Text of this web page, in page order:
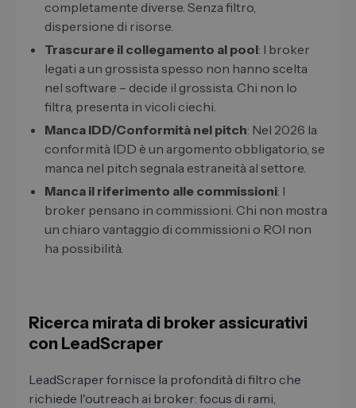
completamente diverse. Senza filtro,
dispersione di risorse.
Trascurare il collegamento al pool: I broker
legati a un grossista spesso non hanno scelta
nel software – decide il grossista. Chi non lo
filtra, presenta in vicoli ciechi.
Manca IDD/Conformità nel pitch: Nel 2026 la
conformità IDD è un argomento obbligatorio, se
manca nel pitch segnala estraneità al settore.
Manca il riferimento alle commissioni: I
broker pensano in commissioni. Chi non mostra
un chiaro vantaggio di commissioni o ROI non
ha possibilità.
Ricerca mirata di broker assicurativi
con LeadScraper
LeadScraper fornisce la profondità di filtro che
richiede l'outreach ai broker: focus di rami,